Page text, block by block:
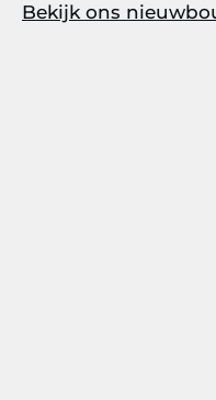
Bekijk ons